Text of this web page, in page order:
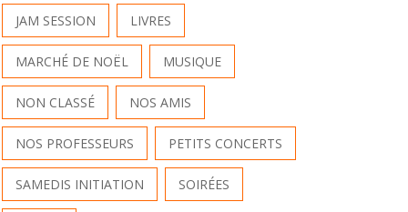
JAM SESSION LIVRES
MARCHÉ DE NOËL MUSIQUE
NON CLASSÉ NOS AMIS
NOS PROFESSEURS PETITS CONCERTS
SAMEDIS INITIATION SOIRÉES